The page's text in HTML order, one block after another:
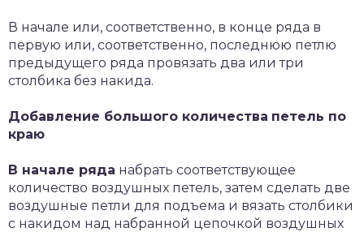
В начале или, соответственно, в конце ряда в
первую или, соответственно, последнюю петлю
предыдущего ряда провязать два или три
столбика без накида.
Добавление большого количества петель по
краю
В начале ряда набрать соответствующее
количество воздушных петель, затем сделать две
воздушные петли для подъема и вязать столбики
с накидом над набранной цепочкой воздушных